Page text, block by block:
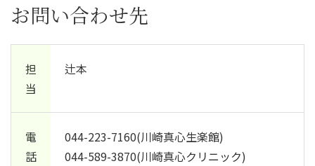
お問い合わせ先
担
当
辻本
電
話
044-223-7160(川崎真心生楽館)
044-589-3870(川崎真心クリニック)